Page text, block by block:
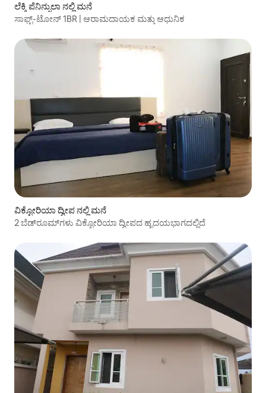
ಲೆಕ್ಕಿ ಪೆನಿನ್ಸುಲಾ ನಲ್ಲಿ ಮನೆ
ಸಾಫ್ಟ್-ಟೋನ್ 1BR | ಆರಾಮದಾಯಕ ಮತ್ತು ಆಧುನಿಕ
ವಿಕ್ಟೋರಿಯಾ ದ್ವೀಪ ನಲ್ಲಿ ಮನೆ
2 ಬೆಡ್‌ರೂಮ್‌ಗಳು ವಿಕ್ಟೋರಿಯಾ ದ್ವೀಪದ ಹೃದಯಭಾಗದಲ್ಲಿದೆ